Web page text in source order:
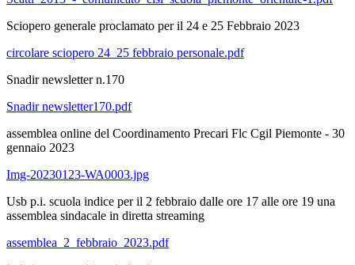
Sciopero generale proclamato per il 24 e 25 Febbraio 2023
circolare sciopero 24_25 febbraio personale.pdf
Snadir newsletter n.170
Snadir newsletter170.pdf
assemblea online del Coordinamento Precari Flc Cgil Piemonte - 30
gennaio 2023
Img-20230123-WA0003.jpg
Usb p.i. scuola indice per il 2 febbraio dalle ore 17 alle ore 19 una
assemblea sindacale in diretta streaming
assemblea_2_febbraio_2023.pdf